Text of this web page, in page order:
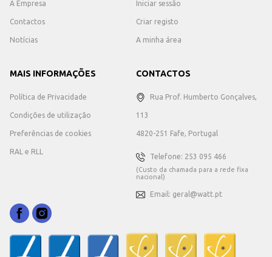
A Empresa
Contactos
Notícias
Iniciar sessão
Criar registo
A minha área
MAIS INFORMAÇÕES
Política de Privacidade
Condições de utilização
Preferências de cookies
RAL e RLL
CONTACTOS
Rua Prof. Humberto Gonçalves,
113
4820-251 Fafe, Portugal
Telefone: 253 095 466
(Custo da chamada para a rede fixa
nacional)
Email: geral@watt.pt